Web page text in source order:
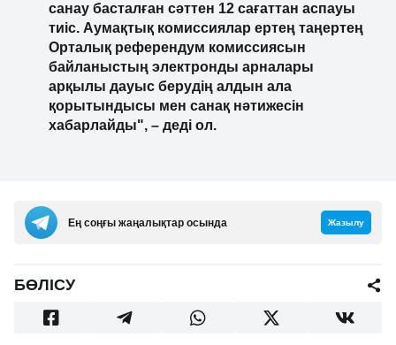
санау басталған сәттен 12 сағаттан аспауы
тиіс. Аумақтық комиссиялар ертең таңертең
Орталық референдум комиссиясын
байланыстың электронды арналары
арқылы дауыс берудің алдын ала
қорытындысы мен санақ нәтижесін
хабарлайды", – деді ол.
Ең соңғы жаңалықтар осында Жазылу
БӨЛІСУ